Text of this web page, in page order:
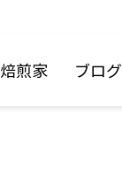
焙煎家 ブログ